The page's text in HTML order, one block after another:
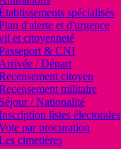
spécialisés
d'alerte et d'urgence
et citoyenneté
& CNI
Arrivée / Départ
citoyen
militaire
Séjour / Nationalité
listes électorales
par procuration
cimetières